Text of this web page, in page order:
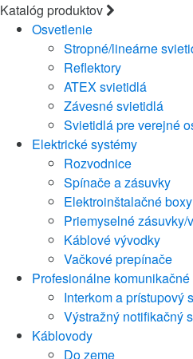
Katalóg produktov
Osvetlenie
Stropné/lineárne
Reflektory
ATEX svietidlá
Závesné svietidlá
Svietidlá pre verejné
Elektrické systémy
Rozvodnice
Spínače a zásuvky
Elektroinštalačné boxy
Priemyselné zásuvky/
Káblové vývodky
Vačkové prepínače
Profesionálne
Interkom a prístupový
Výstražný notifikačný
Káblovody
Do zeme